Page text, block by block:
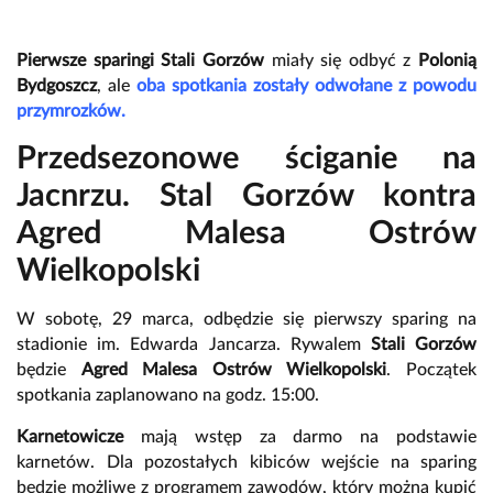
Pierwsze sparingi Stali Gorzówmiały się odbyć z
Polonią
Bydgoszcz, ale oba spotkania zostały odwołane z powodu
przymrozków.
Przedsezonowe ściganie na
Jacnrzu. Stal Gorzów kontra
Agred Malesa Ostrów
Wielkopolski
W sobotę, 29 marca, odbędzie się pierwszy sparing na
stadionie im. Edwarda Jancarza. Rywalem Stali Gorzów
będzie Agred Malesa Ostrów Wielkopolski. Początek
spotkania zaplanowano na godz. 15:00.
Karnetowiczemają wstęp za darmo na podstawie
karnetów. Dla pozostałych kibiców wejście na sparing
będzie możliwe z programem zawodów, który można kupić